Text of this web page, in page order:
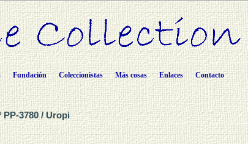
Fundación Coleccionistas Más cosas Enlaces Contacto
PP-3780 / Uropi